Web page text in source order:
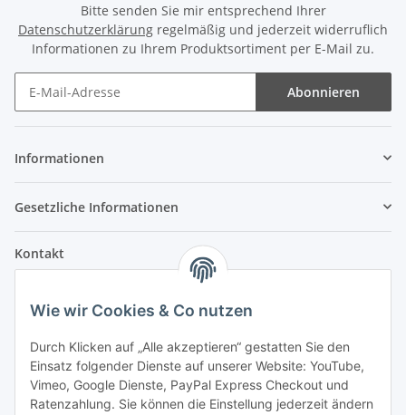
Bitte senden Sie mir entsprechend Ihrer
Datenschutzerklärung regelmäßig und jederzeit widerruflich
Informationen zu Ihrem Produktsortiment per E-Mail zu.
Abonnieren
Informationen
Gesetzliche Informationen
Kontakt
Im Weiherfeld 10
Montag bis Freitag
Ladengeschäft: 8.00 Uhr - 17.00 Uhr
Werkstatt: 7.30 Uhr - 16.30 Uhr
Wie wir Cookies & Co nutzen
Durch Klicken auf „Alle akzeptieren“ gestatten Sie den
Einsatz folgender Dienste auf unserer Website: YouTube,
Vimeo, Google Dienste, PayPal Express Checkout und
Ratenzahlung. Sie können die Einstellung jederzeit ändern